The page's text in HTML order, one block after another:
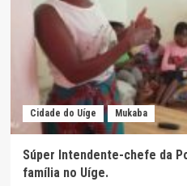
Zombo
implicado
tráfico
de
combustível
Cidade do Uíge Mukaba
Súper Intendente-chefe da
família no Uíge.